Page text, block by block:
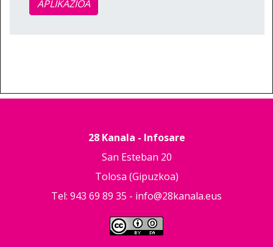
APLIKAZIOA
28 Kanala - Infosare
San Esteban 20
Tolosa (Gipuzkoa)
Tel: 943 69 89 35 - info@28kanala.eus